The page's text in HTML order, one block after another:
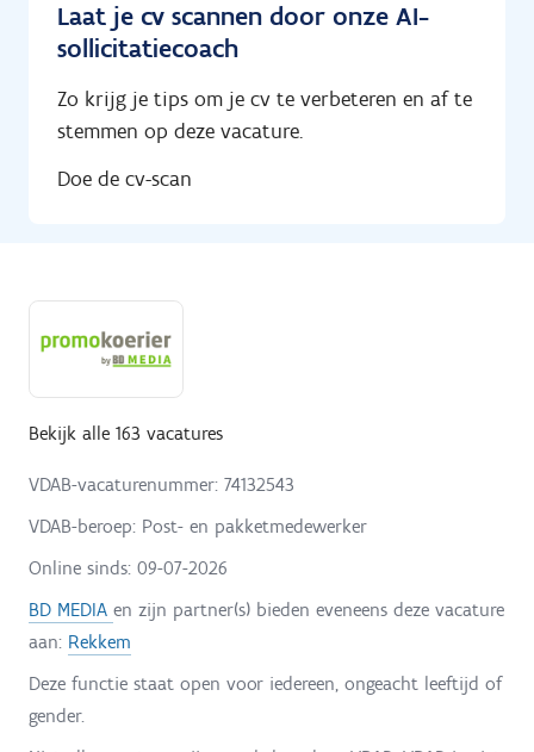
Laat je cv scannen door onze AI-
sollicitatiecoach
Zo krijg je tips om je cv te verbeteren en af te
stemmen op deze vacature.
Doe de cv-scan
Bekijk alle 163 vacatures
VDAB-vacaturenummer: 74132543
VDAB-beroep: Post- en pakketmedewerker
Online sinds: 09-07-2026
BD MEDIA en zijn partner(s) bieden eveneens deze vacature
aan: Rekkem
Deze functie staat open voor iedereen, ongeacht leeftijd of
gender.